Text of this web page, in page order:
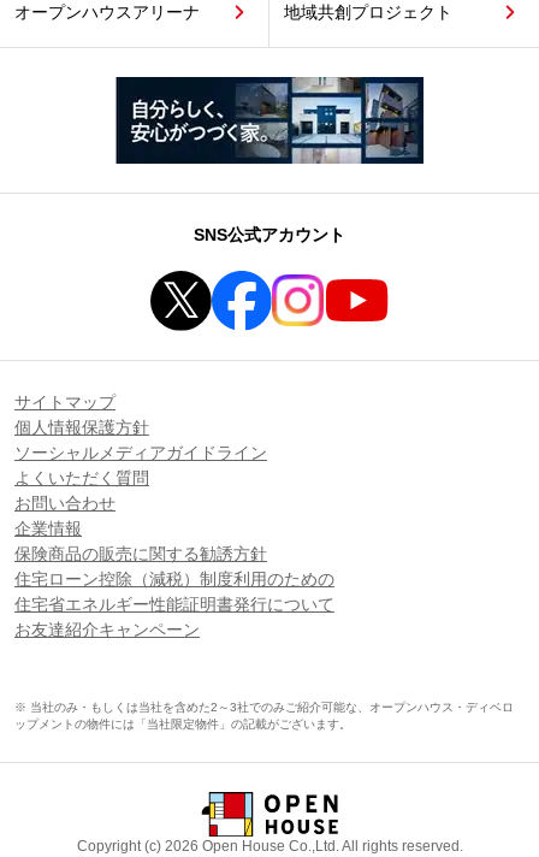
オープンハウスアリーナ 地域共創プロジェクト
SNS公式アカウント
サイトマップ
個人情報保護方針
ソーシャルメディアガイドライン
よくいただく質問
お問い合わせ
企業情報
保険商品の販売に関する勧誘方針
住宅ローン控除（減税）制度利用のための
住宅省エネルギー性能証明書発行について
お友達紹介キャンペーン
※ 当社のみ・もしくは当社を含めた2～3社でのみご紹介可能な、オープンハウス・ディベロ
ップメントの物件には「当社限定物件」の記載がございます。
Copyright (c) 2026 Open House Co.,Ltd. All rights reserved.